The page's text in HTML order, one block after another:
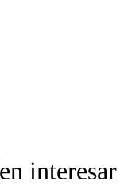
interesar